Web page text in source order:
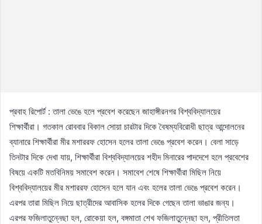
প্রবাহ রিপোর্ট : তালা ভেঙে হলে প্রবেশ করেছেন জাহাঙ্গীরনগর বিশ্ববিদ্যালয়ের
শিক্ষার্থীরা। গতকাল রোববার বিকাল সোয়া চারটার দিকে বৈষম্যবিরোধী ছাত্র আন্দোলনের
ব্যানারে শিক্ষার্থীরা মীর মশাররফ হোসেন হলের তালা ভেঙে প্রবেশ করেন। বেলা সাড়ে
তিনটার দিকে দেখা যায়, শিক্ষার্থীরা বিশ্ববিদ্যালয়ের শহীদ মিনারের পাদদেশে হলে প্রবেশের
বিষয়ে একটি মতবিনিময় সমাবেশ করেন। সমাবেশ শেষে শিক্ষার্থীরা মিছিল নিয়ে
বিশ্ববিদ্যালয়ের মীর মশাররফ হোসেন হলে যান এবং হলের তালা ভেঙে প্রবেশ করেন।
এরপর তারা মিছিল নিয়ে ছাত্রীদের আবাসিক হলের দিকে গেছেন তালা ভাঙার জন্য।
এরপর ফজিলাতুন্নেছা হল, রোকেয়া হল, বঙ্গমাতা শেখ ফজিলাতুন্নেছা হল, প্রীতিলতা